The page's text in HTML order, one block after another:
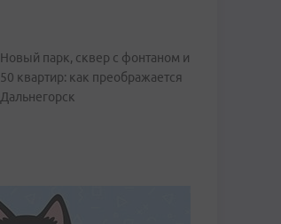
Новый парк, сквер с фонтаном и
50 квартир: как преображается
Дальнегорск